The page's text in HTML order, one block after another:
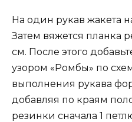
На один рукав жакета
Затем вяжется планка
см. После этого
узором «Ромбы» по
выполнения рукава
добавляя по краям
резинки сначала 1